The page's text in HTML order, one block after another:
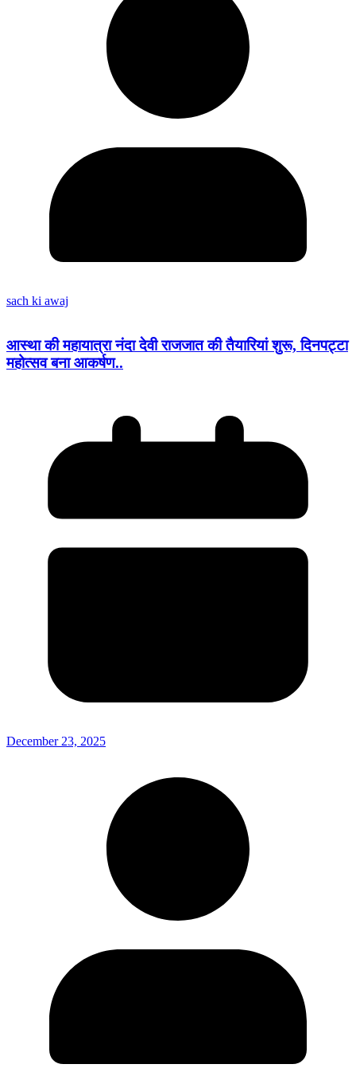
sach ki awaj
आस्था की महायात्रा नंदा देवी राजजात की तैयारियां शुरू, दिनपट्टा
महोत्सव बना आकर्षण..
December 23, 2025